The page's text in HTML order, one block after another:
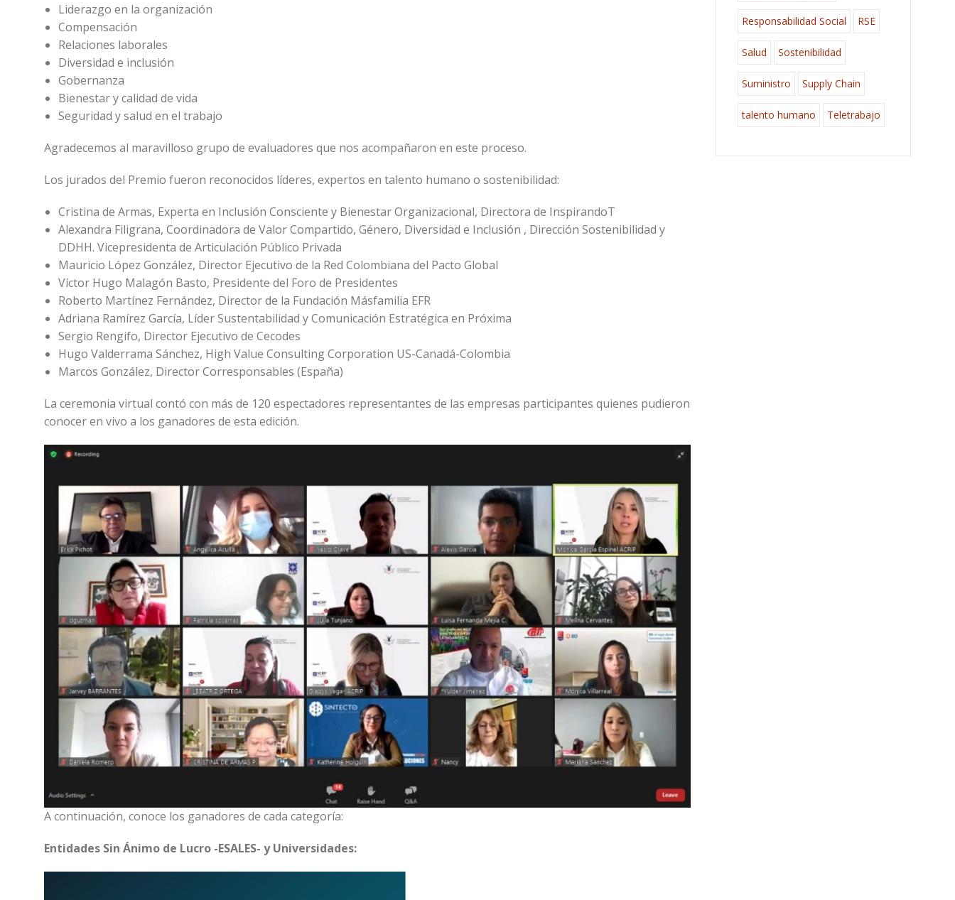
Liderazgo en la organización
Compensación
Relaciones laborales
Diversidad e inclusión
Gobernanza
Bienestar y calidad de vida
Seguridad y salud en el trabajo
Agradecemos al maravilloso grupo de evaluadores que nos acompañaron en este proceso.
Los jurados del Premio fueron reconocidos líderes, expertos en talento humano o sostenibilidad:
Cristina de Armas, Experta en Inclusión Consciente y Bienestar Organizacional, Directora de InspirandoT
Alexandra Filigrana, Coordinadora de Valor Compartido, Género, Diversidad e Inclusión , Dirección Sostenibilidad y
DDHH. Vicepresidenta de Articulación Público Privada
Mauricio López González, Director Ejecutivo de la Red Colombiana del Pacto Global
Víctor Hugo Malagón Basto, Presidente del Foro de Presidentes
Roberto Martínez Fernández, Director de la Fundación Másfamilia EFR
Adriana Ramírez García, Líder Sustentabilidad y Comunicación Estratégica en Próxima
Sergio Rengifo, Director Ejecutivo de Cecodes
Hugo Valderrama Sánchez, High Value Consulting Corporation US-Canadá-Colombia
Marcos González, Director Corresponsables (España)
La ceremonia virtual contó con más de 120 espectadores representantes de las empresas participantes quienes pudieron
conocer en vivo a los ganadores de esta edición.
A continuación, conoce los ganadores de cada categoría:
Entidades Sin Ánimo de Lucro -ESALES- y Universidades:
Responsabilidad Social RSE
Salud Sostenibilidad
Suministro Supply Chain
talento humano Teletrabajo